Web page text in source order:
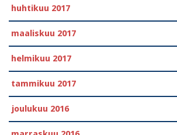
huhtikuu 2017
maaliskuu 2017
helmikuu 2017
tammikuu 2017
joulukuu 2016